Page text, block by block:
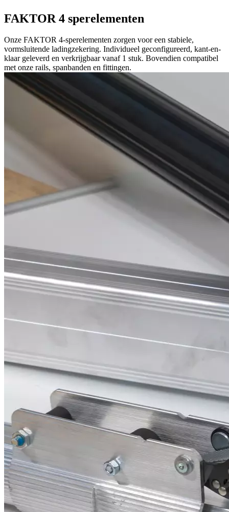
FAKTOR 4 sperelementen
Onze FAKTOR 4-sperelementen zorgen voor een stabiele,
vormsluitende ladingzekering. Individueel geconfigureerd, kant-en-
klaar geleverd en verkrijgbaar vanaf 1 stuk. Bovendien compatibel
met onze rails, spanbanden en fittingen.